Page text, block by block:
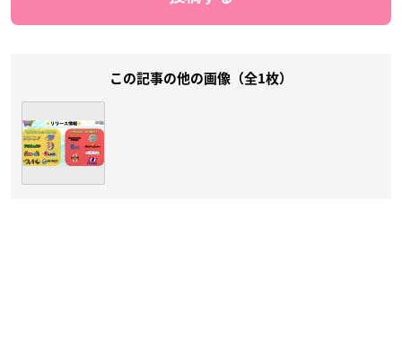
この記事の他の画像（全1枚）